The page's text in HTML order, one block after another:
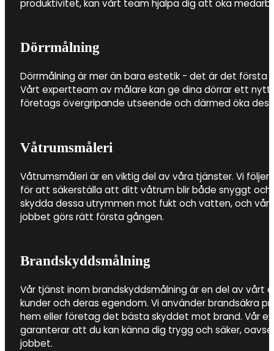
produktivitet, kan vårt team hjälpa dig att öka
Dörrmålning
Dörrmålning är mer än bara estetik - det är det första
Vårt expertteam av målare kan ge dina dörrar ett
företags övergripande utseende och därmed öka
Våtrumsmåleri
Våtrumsmåleri är en viktig del av våra tjänster. Vi
för att säkerställa att ditt våtrum blir både snyggt
skydda dessa utrymmen mot fukt och vatten, och
jobbet görs rätt första gången.
Brandskyddsmålning
Vår tjänst inom brandskyddsmålning är en del av vårt
kunder och deras egendom. Vi använder brandsäkra
hem eller företag det bästa skyddet mot brand. Vår
garanterar att du kan känna dig trygg och säker,
jobbet.